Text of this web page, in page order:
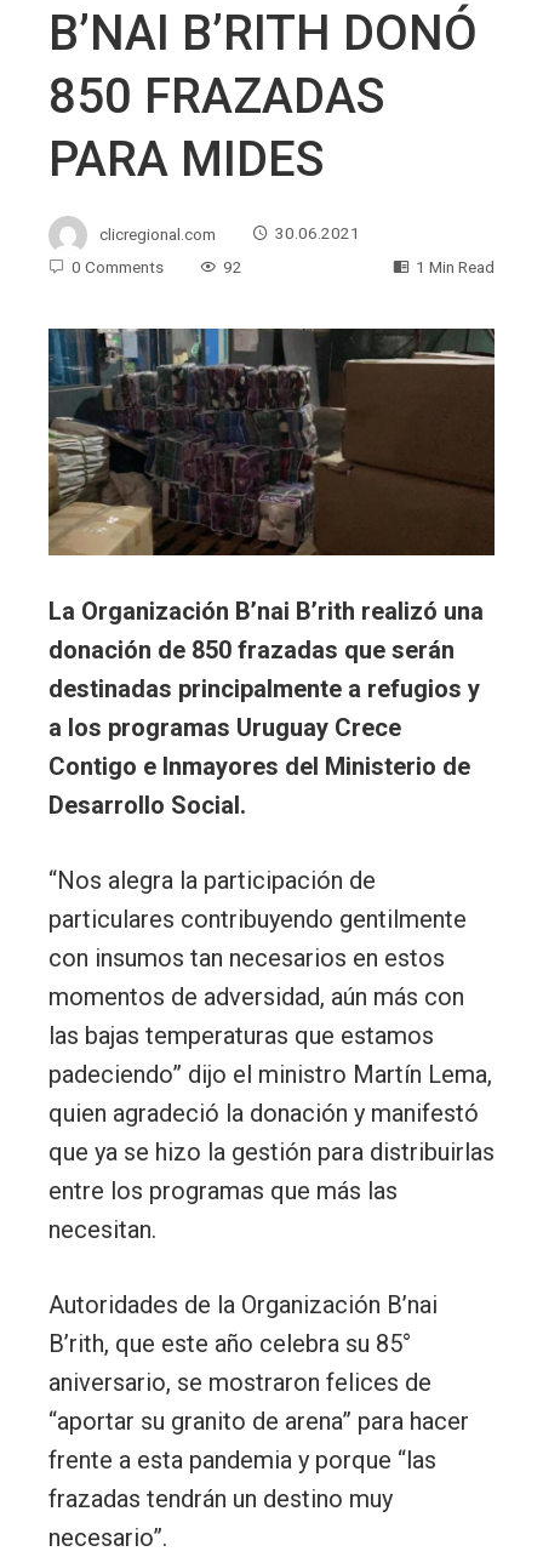
B’NAI B’RITH DONÓ
850 FRAZADAS
PARA MIDES
clicregional.com
30.06.2021
0 Comments
92 1 Min Read
La Organización B’nai B’rith realizó una
donación de 850 frazadas que serán
destinadas principalmente a refugios y
a los programas Uruguay Crece
Contigo e Inmayores del Ministerio de
Desarrollo Social.
“Nos alegra la participación de
particulares contribuyendo gentilmente
con insumos tan necesarios en estos
momentos de adversidad, aún más con
las bajas temperaturas que estamos
padeciendo” dijo el ministro Martín Lema,
quien agradeció la donación y manifestó
que ya se hizo la gestión para distribuirlas
entre los programas que más las
necesitan.
Autoridades de la Organización B’nai
B’rith, que este año celebra su 85°
aniversario, se mostraron felices de
“aportar su granito de arena” para hacer
frente a esta pandemia y porque “las
frazadas tendrán un destino muy
necesario”.